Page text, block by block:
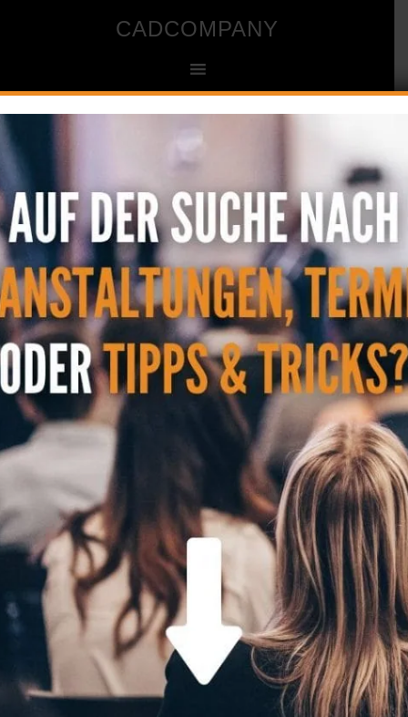
CADCOMPANY
Ingenieur- und Zeichenbüro für CAD
Nullpunkt eines Bauteils in
Inventor verändern
20. August 2020byCAD Kommentar verfassen
Es kommt vor, das bei importierten Teilen (z.B. im
step Format) der Nullpunkt anders liegt als benötigt.
Hier sehen Sie eine Möglichkeit, wie Sie den Bauteil
Nullpunkt im Inventor verändern.
In der Bauteilumgebung wechseln Sie auf den Reiter
3D-Modell, dort weiter zur GruppeÄndern, dort im
erweiterten Menü den Befehl
“Körper verschieben”
auswählen.
Wählen Sie für jede zu verändernde Achse über
Messen den abstand, ändern Sie ggf. das Vorzeichen
und beenden den Vorgang mitAnwenden.
Im dem Video unten sehen Sie wie einfach es geht.